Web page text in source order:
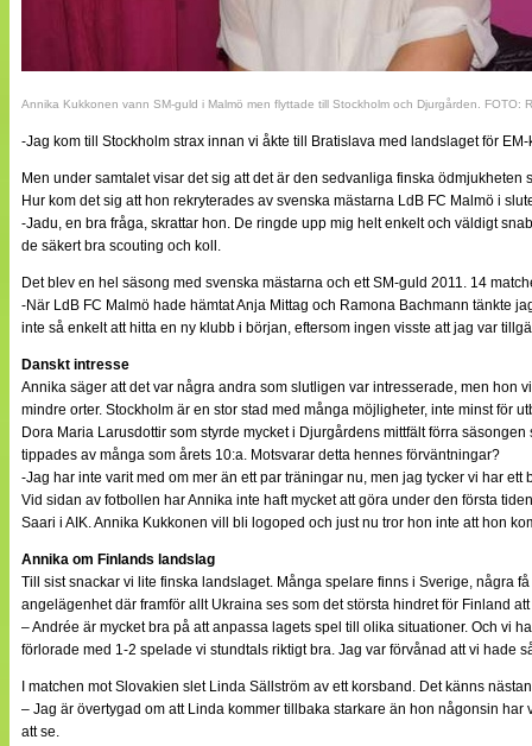
Annika Kukkonen vann SM-guld i Malmö men flyttade till Stockholm och Djurgården. FOTO:
-Jag kom till Stockholm strax innan vi åkte till Bratislava med landslaget för
Men under samtalet visar det sig att det är den sedvanliga finska
Hur kom det sig att hon rekryterades av svenska mästarna LdB FC Malmö i
-Jadu, en bra fråga, skrattar hon. De ringde upp mig helt enkelt och väldigt
de säkert bra scouting och koll.
Det blev en hel säsong med svenska mästarna och ett SM-guld 2011. 14
-När LdB FC Malmö hade hämtat Anja Mittag och Ramona Bachmann tänkte
inte så enkelt att hitta en ny klubb i början, eftersom ingen visste att jag var
Danskt intresse
Annika säger att det var några andra som slutligen var intresserade, men hon
mindre orter. Stockholm är en stor stad med många möjligheter, inte minst för
Dora Maria Larusdottir som styrde mycket i Djurgårdens mittfält förra
tippades av många som årets 10:a. Motsvarar detta hennes förväntningar?
-Jag har inte varit med om mer än ett par träningar nu, men jag tycker vi har
Vid sidan av fotbollen har Annika inte haft mycket att göra under den första
Saari i AIK. Annika Kukkonen vill bli logoped och just nu tror hon inte att hon
Annika om Finlands landslag
Till sist snackar vi lite finska landslaget. Många spelare finns i Sverige, några
angelägenhet där framför allt Ukraina ses som det största hindret för Finland
– Andrée är mycket bra på att anpassa lagets spel till olika situationer. Och vi
förlorade med 1-2 spelade vi stundtals riktigt bra. Jag var förvånad att vi hade
I matchen mot Slovakien slet Linda Sällström av ett korsband. Det känns
– Jag är övertygad om att Linda kommer tillbaka starkare än hon någonsin
att se.